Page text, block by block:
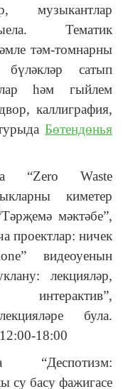
музыкантлар
Тематик
тәм-томнарны
сатып
һәм гыйлем
каллиграфия,
Бөтендөнья
“Zero Waste
киметер
мәктәбе”,
проектлар: ничек
видеоуенын
лекцияләр,
була.
18:00
“Деспотизм:
су басу фажигасе